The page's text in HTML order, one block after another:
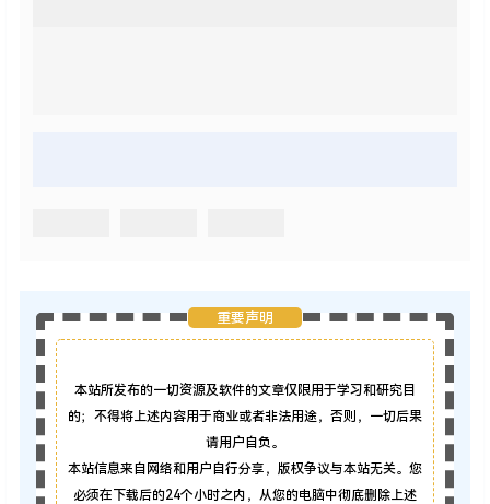
重要声明
本站所发布的一切资源及软件的文章仅限用于学习和研究目
的；不得将上述内容用于商业或者非法用途，否则，一切后果
请用户自负。
本站信息来自网络和用户自行分享，版权争议与本站无关。您
必须在下载后的24个小时之内，从您的电脑中彻底删除上述